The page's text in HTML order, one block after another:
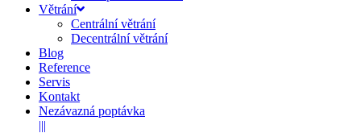
Větrání
Centrální větrání
Decentrální větrání
Blog
Reference
Servis
Kontakt
Nezávazná poptávka
|||